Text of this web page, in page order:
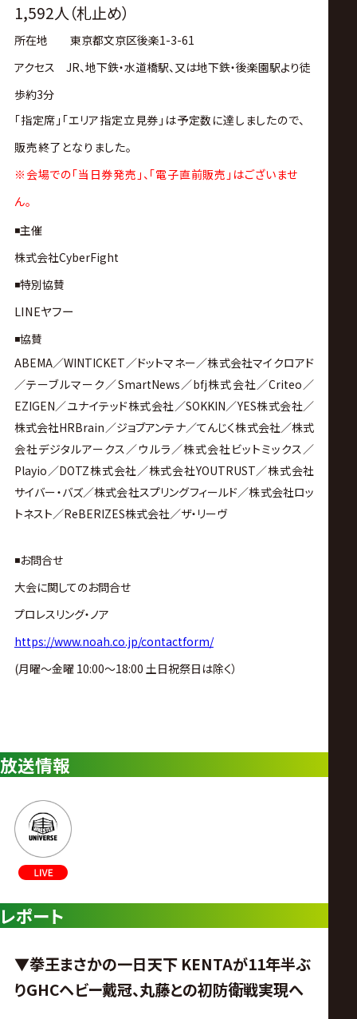
1,592人（札止め）
所在地 東京都文京区後楽1-3-61
アクセス JR、地下鉄・水道橋駅、又は地下鉄・後楽園駅より徒
歩約3分
「指定席」「エリア指定立見券」は予定数に達しましたので、
販売終了となりました。
※会場での「当日券発売」、「電子直前販売」はございませ
ん。
◾️主催
株式会社CyberFight
◾️特別協賛
LINEヤフー
◾️協賛
ABEMA／WINTICKET／ドットマネー／株式会社マイクロアド
／テーブルマーク／SmartNews／bfj株式会社／Criteo／
EZIGEN／ユナイテッド株式会社／SOKKIN／YES株式会社／
株式会社HRBrain／ジョブアンテナ／てんじく株式会社／株式
会社デジタルアークス／ウルラ／株式会社ビットミックス／
Playio／DOTZ株式会社／株式会社YOUTRUST／株式会社
サイバー・バズ／株式会社スプリングフィールド／株式会社ロッ
トネスト／ReBERIZES株式会社／ザ・リーヴ
◾️お問合せ
大会に関してのお問合せ
プロレスリング・ノア
https://www.noah.co.jp/contactform/
(月曜〜金曜 10:00〜18:00 土日祝祭日は除く）
放送情報
レポート
▼拳王まさかの一日天下 KENTAが11年半ぶ
りGHCヘビー戴冠、丸藤との初防衛戦実現へ